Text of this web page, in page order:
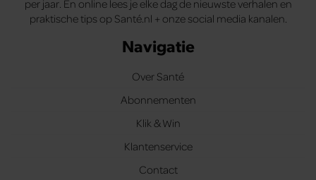
per jaar. En online lees je elke dag de nieuwste verhalen en
praktische tips op Santé.nl + onze social media kanalen.
Navigatie
Over Santé
Abonnementen
Klik & Win
Klantenservice
Contact